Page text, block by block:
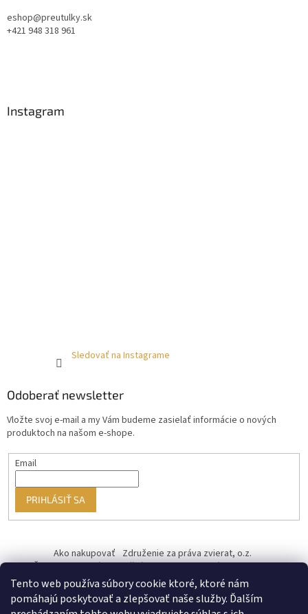
Tento web používa súbory cookie ktoré, ktoré nám
pomáhajú poskytovať a zlepšovať naše služby. Ďalším
eshop@preutulky.sk
+421 948 318 961
Instagram
Sledovať na Instagrame
Odoberať newsletter
Vložte svoj e-mail a my Vám budeme zasielať informácie o nových
produktoch na našom e-shope.
Email
PRIHLÁSIŤ SA
Ako nakupovať Združenie za práva zvierat, o.z.
Československý kastračný program Informácie o cookies
od ♥ vybudoval Filip Minár